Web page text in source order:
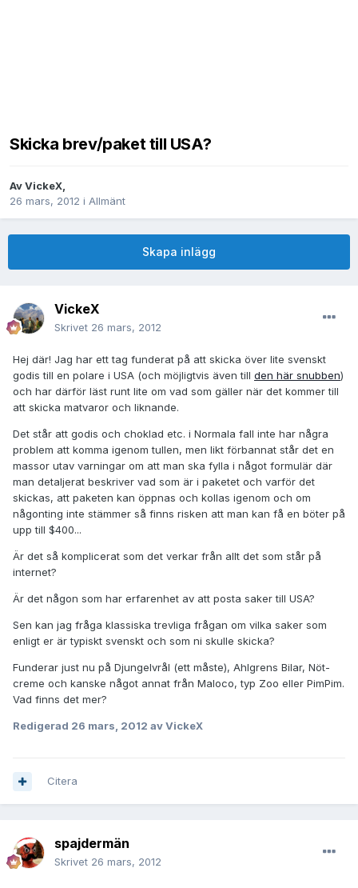
Skicka brev/paket till USA?
AvVickeX,
26 mars, 2012 i Allmänt
Skapa inlägg
VickeX
Skrivet 26 mars, 2012
Hej där! Jag har ett tag funderat på att skicka över lite svenskt
godis till en polare i USA (och möjligtvis även till den här snubben)
och har därför läst runt lite om vad som gäller när det kommer till
att skicka matvaror och liknande.
Det står att godis och choklad etc. i Normala fall inte har några
problem att komma igenom tullen, men likt förbannat står det en
massor utav varningar om att man ska fylla i något formulär där
man detaljerat beskriver vad som är i paketet och varför det
skickas, att paketen kan öppnas och kollas igenom och om
någonting inte stämmer så finns risken att man kan få en böter på
upp till $400...
Är det så komplicerat som det verkar från allt det som står på
internet?
Är det någon som har erfarenhet av att posta saker till USA?
Sen kan jag fråga klassiska trevliga frågan om vilka saker som
enligt er är typiskt svenskt och som ni skulle skicka?
Funderar just nu på Djungelvrål (ett måste), Ahlgrens Bilar, Nöt-
creme och kanske något annat från Maloco, typ Zoo eller PimPim.
Vad finns det mer?
Redigerad 26 mars, 2012 av VickeX
Citera
spajdermän
Skrivet 26 mars, 2012